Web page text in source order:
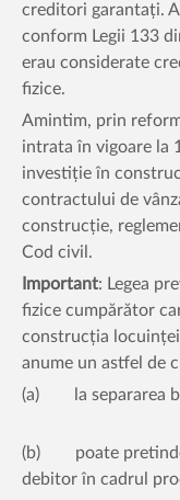
creditori garantați.
conform Legii 133
erau considerate
fizice.
Amintim, prin
intrata în vigoare la
investiție în
contractului de
construcție,
Cod civil.
Important: Legea
fizice cumpărător
construcția
anume un astfel de
(a) la separarea
(b) poate pretinde
debitor în cadrul